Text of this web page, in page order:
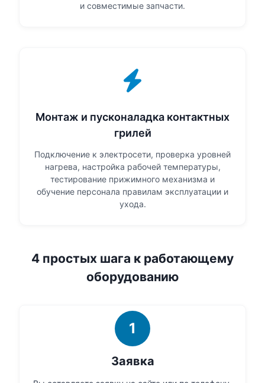
и совместимые запчасти.
Монтаж и пусконаладка контактных
грилей
Подключение к электросети, проверка уровней
нагрева, настройка рабочей температуры,
тестирование прижимного механизма и
обучение персонала правилам эксплуатации и
ухода.
4 простых шага к работающему
оборудованию
1
Заявка